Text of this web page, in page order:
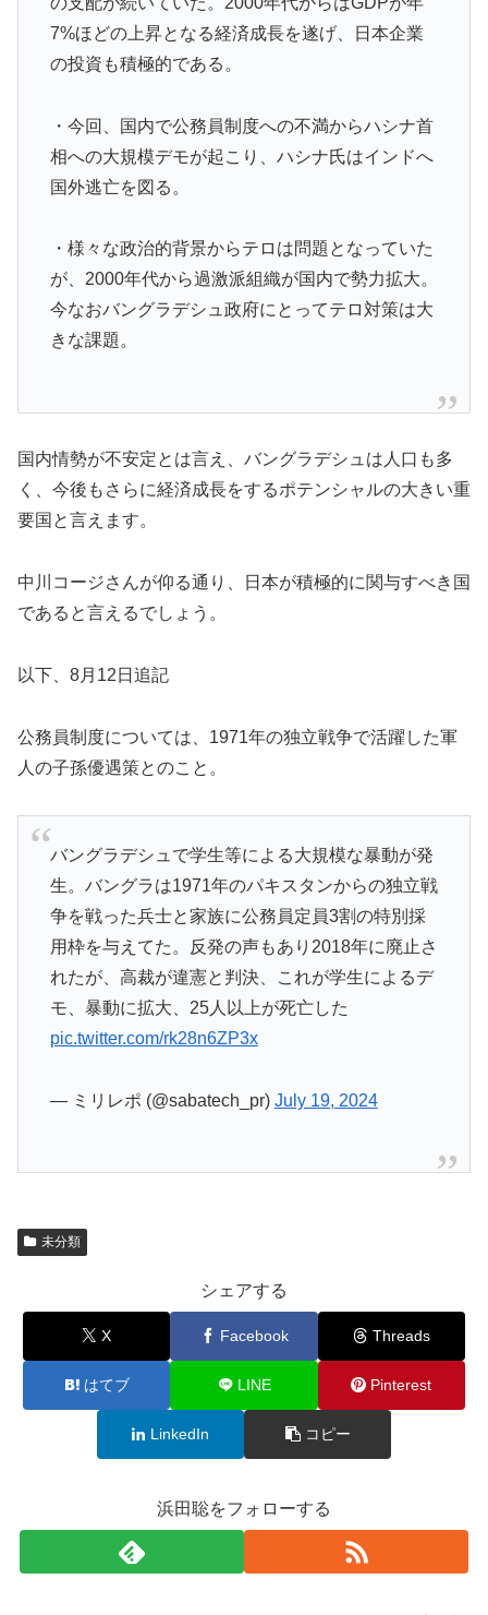
7%ほどの上昇となる経済成長を遂げ、日本企業
の投資も積極的である。
・今回、国内で公務員制度への不満からハシナ首
相への大規模デモが起こり、ハシナ氏はインドへ
国外逃亡を図る。
・様々な政治的背景からテロは問題となっていた
が、2000年代から過激派組織が国内で勢力拡大。
今なおバングラデシュ政府にとってテロ対策は大
きな課題。
国内情勢が不安定とは言え、バングラデシュは人口も多
く、今後もさらに経済成長をするポテンシャルの大きい重
要国と言えます。
中川コージさんが仰る通り、日本が積極的に関与すべき国
であると言えるでしょう。
以下、8月12日追記
公務員制度については、1971年の独立戦争で活躍した軍
人の子孫優遇策とのこと。
バングラデシュで学生等による大規模な暴動が発
生。バングラは1971年のパキスタンからの独立戦
争を戦った兵士と家族に公務員定員3割の特別採
用枠を与えてた。反発の声もあり2018年に廃止さ
れたが、高裁が違憲と判決、これが学生によるデ
モ、暴動に拡大、25人以上が死亡した
pic.twitter.com/rk28n6ZP3x
— ミリレポ (@sabatech_pr) July 19, 2024
未分類
シェアする
X Facebook Threads
はてブ LINE Pinterest
LinkedIn コピー
浜田聡をフォローする